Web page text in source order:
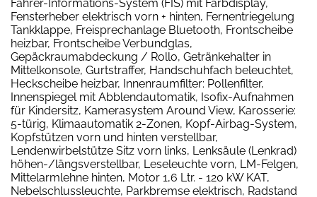
Fahrer-Informations-System (FIS) mit Farbdisplay,
Fensterheber elektrisch vorn + hinten, Fernentriegelung
Tankklappe, Freisprechanlage Bluetooth, Frontscheibe
heizbar, Frontscheibe Verbundglas,
Gepäckraumabdeckung / Rollo, Getränkehalter in
Mittelkonsole, Gurtstraffer, Handschuhfach beleuchtet,
Heckscheibe heizbar, Innenraumfilter: Pollenfilter,
Innenspiegel mit Abblendautomatik, Isofix-Aufnahmen
für Kindersitz, Kamerasystem Around View, Karosserie:
5-türig, Klimaautomatik 2-Zonen, Kopf-Airbag-System,
Kopfstützen vorn und hinten verstellbar,
Lendenwirbelstütze Sitz vorn links, Lenksäule (Lenkrad)
höhen-/längsverstellbar, Leseleuchte vorn, LM-Felgen,
Mittelarmlehne hinten, Motor 1,6 Ltr. - 120 kW KAT,
Nebelschlussleuchte, Parkbremse elektrisch, Radstand